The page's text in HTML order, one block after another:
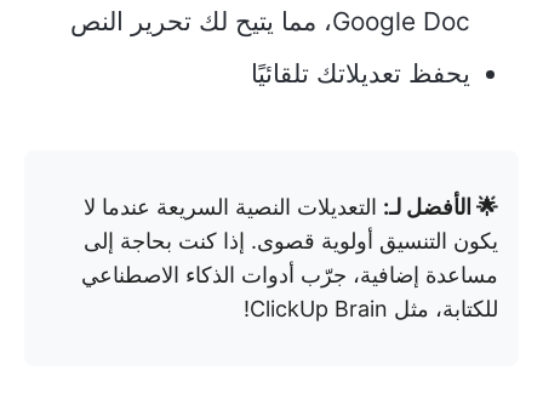
Google Doc، مما يتيح لك تحرير النص
يحفظ تعديلاتك تلقائيًا
🌟 الأفضل لـ: التعديلات النصية السريعة عندما لا
يكون التنسيق أولوية قصوى. إذا كنت بحاجة إلى
مساعدة إضافية، جرّب أدوات الذكاء الاصطناعي
للكتابة، مثل ClickUp Brain!